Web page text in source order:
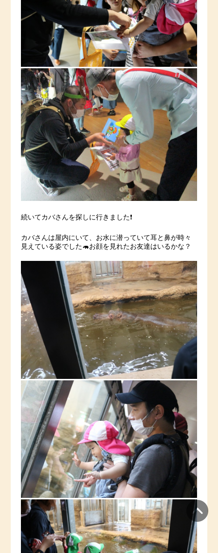
続いてカバさんを探しに行きました❗️
カバさんは屋内にいて、お水に潜っていて耳と鼻が時々
見えている姿でした🦛お顔を見れたお友達はいるかな？